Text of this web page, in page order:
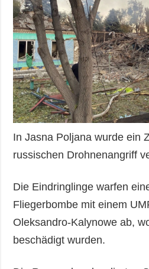
In Jasna Poljana wurde ein
russischen Drohnenangriff
Die Eindringlinge warfen
Fliegerbombe mit einem
Oleksandro-Kalynowe ab,
beschädigt wurden.